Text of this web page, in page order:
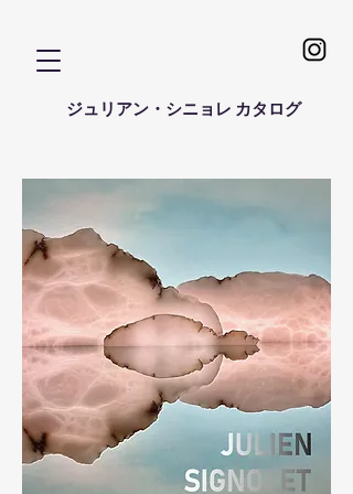
ジュリアン・シニョレ カタログ